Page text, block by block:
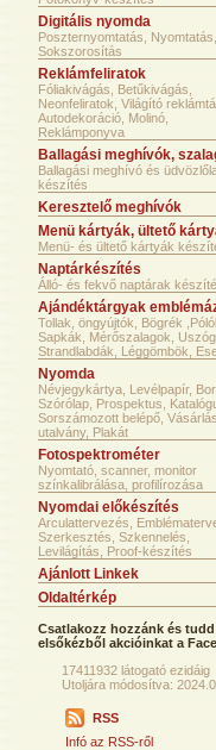
Digitális nyomda
Poszternyomtatás, Nyomtatás,
Sokszorosítás
Reklámfeliratok
Fóliakivágás, Betűkivágás,
Neonfeliratok, Világító
Autodekoráció, Molinó,
Reklámponyva
Ballagási meghívók,
Ballagási meghívó és
készítés
Keresztelő meghívók
Menü kártyák, ültető
Menü- és ültető kártyák
Naptárkészítés
Álló- és fekvő naptárak
Ajándéktárgyak
Tollak, öngyújtók, Bögrék
Sapkák, Mérőszalagok,
Strandlabdák, Léggömbök,
Nyomda
Névjegykártya, Levélpapír,
Szórólap, Prospektus,
Sorszámozott belépő,
utalvány, Plakát
Fotospektrométer
Nyomtató, scanner, monitor
színkalibrálása, profilírozása
Nyomdai előkészítés
Arculattervezés,
Szerkesztés, Szkennelés,
Levilágítás, Proof-készítés
Ajánlott Linkek
Oldaltérkép
Csatlakozz hozzánk és tudd
elsőkézből akcióinkat a
17411932 látogató ezidáig
Utoljára módosítva:
RSS
Infó az RSS-ről